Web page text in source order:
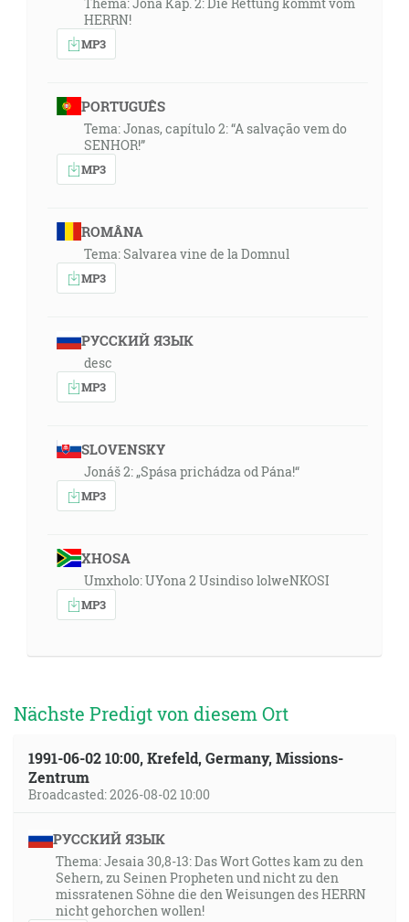
HERRN!
MP3
PORTUGUÊS
Tema: Jonas, capítulo 2: “A salvação vem do
SENHOR!”
MP3
ROMÂNA
Tema: Salvarea vine de la Domnul
MP3
РУССКИЙ ЯЗЫК
desc
MP3
SLOVENSKY
Jonáš 2: „Spása prichádza od Pána!“
MP3
XHOSA
Umxholo: UYona 2 Usindiso lolweNKOSI
MP3
Nächste Predigt von diesem Ort
1991-06-02 10:00, Krefeld, Germany, Missions-
Zentrum
Broadcasted: 2026-08-02 10:00
РУССКИЙ ЯЗЫК
Thema: Jesaia 30,8-13: Das Wort Gottes kam zu den
Sehern, zu Seinen Propheten und nicht zu den
missratenen Söhne die den Weisungen des HERRN
nicht gehorchen wollen!